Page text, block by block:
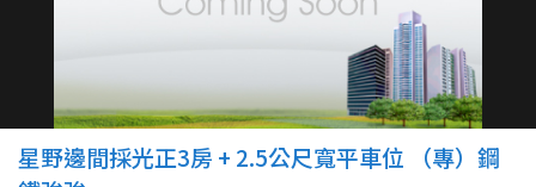
2026 台中降價好屋限量釋出
2026 台南降價好屋限量釋出
縣市 區域
星野邊間採光正3房 + 2.5公尺寬平車位 （專）鋼